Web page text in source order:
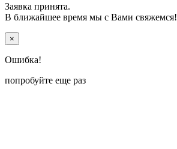
Заявка принята.
В ближайшее время мы с Вами свяжемся!
×
Ошибка!
попробуйте еще раз